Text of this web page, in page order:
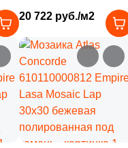
Arabescato Mosaic Lap
30x30 бежевая
полированная под
20 722 руб./м2